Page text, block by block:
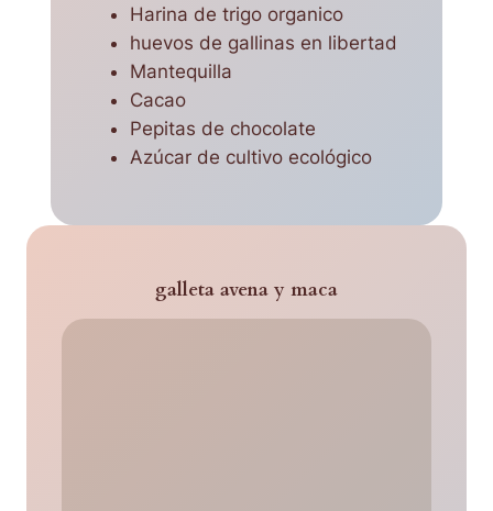
Harina de trigo organico
huevos de gallinas en libertad
Mantequilla
Cacao
Pepitas de chocolate
Azúcar de cultivo ecológico
galleta avena y maca